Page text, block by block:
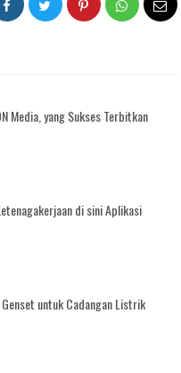
Media, yang Sukses Terbitkan
di sini Aplikasi
untuk Cadangan Listrik